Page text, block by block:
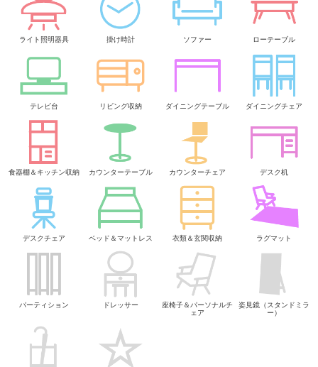
ライト照明器具 掛け時計 ソファー ローテーブル
テレビ台 リビング収納 ダイニングテーブル ダイニングチェア
食器棚＆キッチン収納 カウンターテーブル カウンターチェア デスク机
デスクチェア ベッド＆マットレス 衣類＆玄関収納 ラグマット
パーティション ドレッサー
座椅子＆パーソナルチ
ェア
姿見鏡（スタンドミラ
ー）